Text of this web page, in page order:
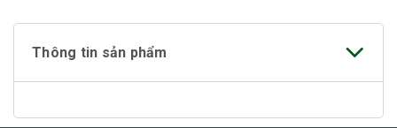
Thông tin sản phẩm